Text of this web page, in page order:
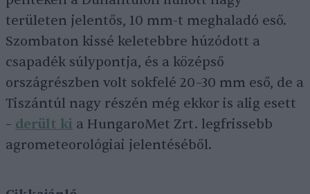
területen jelentős, 10 mm-t meghaladó eső.
Szombaton kissé keletebbre húzódott a
csapadék súlypontja, és a középső
országrészben volt sokfelé 20–30 mm eső, de a
Tiszántúl nagy részén még ekkor is alig esett
– derült ki a HungaroMet Zrt. legfrissebb
agrometeorológiai jelentéséből.